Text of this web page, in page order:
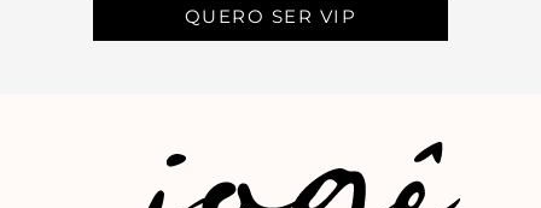
QUERO SER VIP